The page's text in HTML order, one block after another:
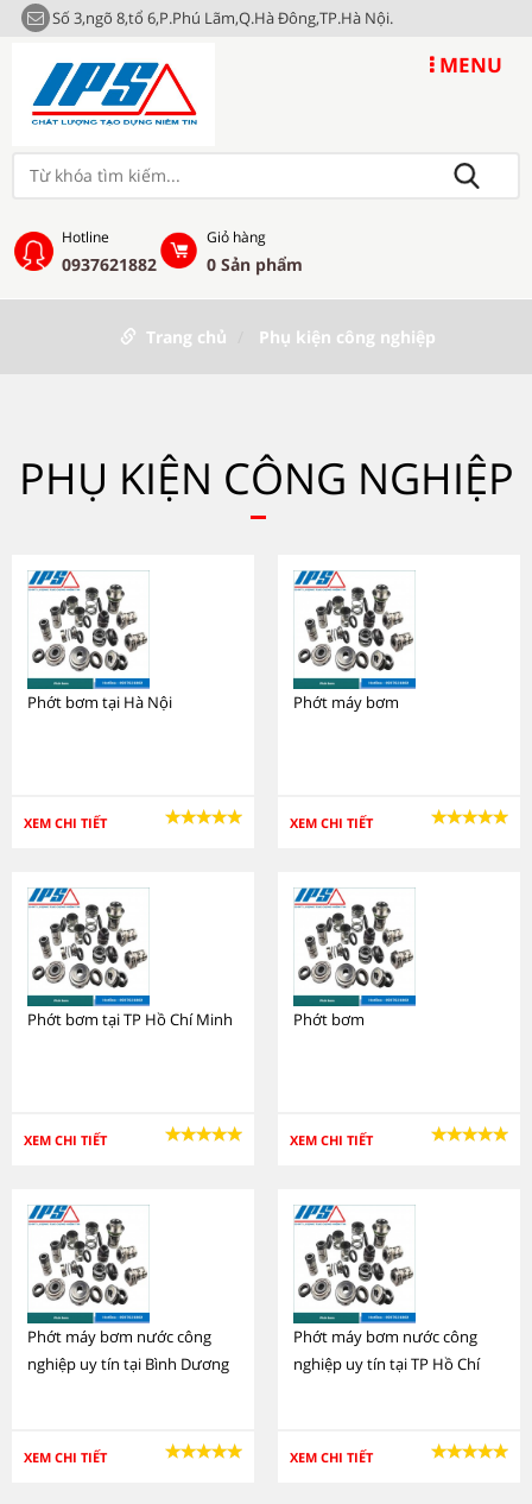
Số 3,ngõ 8,tổ 6,P.Phú Lãm,Q.Hà Đông,TP.Hà Nội.
MENU
Hotline
0937621882
Giỏ hàng
0 Sản phẩm
Trang chủ Phụ kiện công nghiệp
PHỤ KIỆN CÔNG NGHIỆP
Phớt bơm tại Hà Nội
XEM CHI TIẾT
Phớt máy bơm
XEM CHI TIẾT
Phớt bơm tại TP Hồ Chí Minh
XEM CHI TIẾT
Phớt bơm
XEM CHI TIẾT
Phớt máy bơm nước công
nghiệp uy tín tại Bình Dương
XEM CHI TIẾT
Phớt máy bơm nước công
nghiệp uy tín tại TP Hồ Chí
XEM CHI TIẾT